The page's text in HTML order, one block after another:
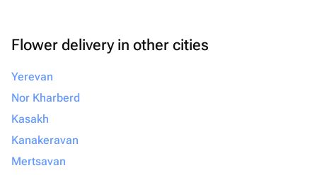
Flower delivery in other cities
Yerevan
Nor Kharberd
Kasakh
Kanakeravan
Mertsavan